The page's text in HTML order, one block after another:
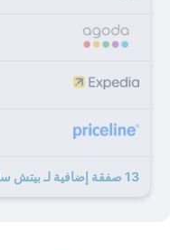
13 صفقة إضافية لـ بيتش سايد ريزورت وايتيانجا